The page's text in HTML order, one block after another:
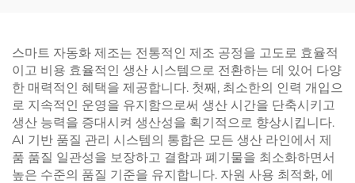
스마트 자동화 제조는 전통적인 제조 공정을 고도로 효율적
이고 비용 효율적인 생산 시스템으로 전환하는 데 있어 다양
한 매력적인 혜택을 제공합니다. 첫째, 최소한의 인력 개입으
로 지속적인 운영을 유지함으로써 생산 시간을 단축시키고
생산 능력을 증대시켜 생산성을 획기적으로 향상시킵니다.
AI 기반 품질 관리 시스템의 통합은 모든 생산 라인에서 제
품 품질 일관성을 보장하고 결함과 폐기물을 최소화하면서
높은 수준의 품질 기준을 유지합니다. 자원 사용 최적화, 에